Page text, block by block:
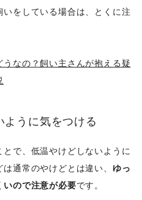
をしている場合は、とくに注
なの？飼い主さんが抱える疑
ように気をつける
で、低温やけどしないように
通常のやけどとは違い、 ゆっ
いので注意が必要です。